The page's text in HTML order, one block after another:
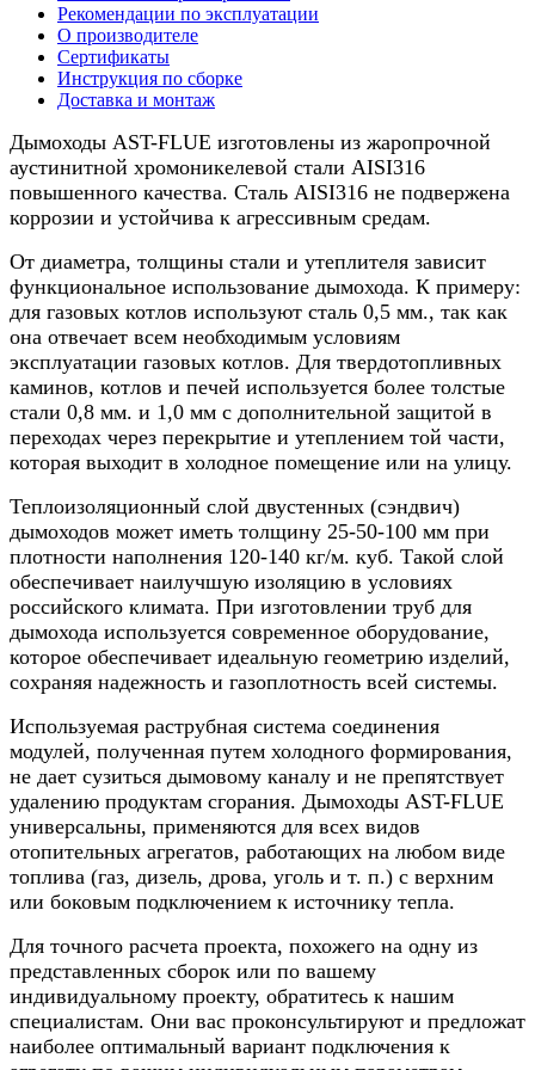
котла
нерж.,
130/180мм,
Рекомендации по эксплуатации
О производителе
Сертификаты
Инструкция по сборке
Доставка и монтаж
Дымоходы AST-FLUE изготовлены из жаропрочной
аустинитной хромоникелевой стали AISI316
повышенного качества. Сталь AISI316 не подвержена
коррозии и устойчива к агрессивным средам.
От диаметра, толщины стали и утеплителя зависит
функциональное использование дымохода. К примеру:
для газовых котлов используют сталь 0,5 мм., так как
она отвечает всем необходимым условиям
эксплуатации газовых котлов. Для твердотопливных
каминов, котлов и печей используется более толстые
стали 0,8 мм. и 1,0 мм с дополнительной защитой в
переходах через перекрытие и утеплением той части,
которая выходит в холодное помещение или на улицу.
Теплоизоляционный слой двустенных (сэндвич)
дымоходов может иметь толщину 25-50-100 мм при
плотности наполнения 120-140 кг/м. куб. Такой слой
обеспечивает наилучшую изоляцию в условиях
российского климата. При изготовлении труб для
дымохода используется современное оборудование,
которое обеспечивает идеальную геометрию изделий,
сохраняя надежность и газоплотность всей системы.
Используемая раструбная система соединения
модулей, полученная путем холодного формирования,
не дает сузиться дымовому каналу и не препятствует
удалению продуктам сгорания. Дымоходы AST-FLUE
универсальны, применяются для всех видов
отопительных агрегатов, работающих на любом виде
топлива (газ, дизель, дрова, уголь и т. п.) с верхним
или боковым подключением к источнику тепла.
Для точного расчета проекта, похожего на одну из
представленных сборок или по вашему
индивидуальному проекту, обратитесь к нашим
специалистам. Они вас проконсультируют и предложат
наиболее оптимальный вариант подключения к